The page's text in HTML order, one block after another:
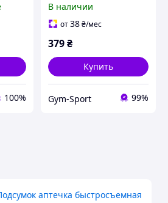
100%
для РПС, разгрузки или
жилета
В наличии
от38₴/мес
379₴
Купить
Gym-Sport 99%
аптечка быстросъемная